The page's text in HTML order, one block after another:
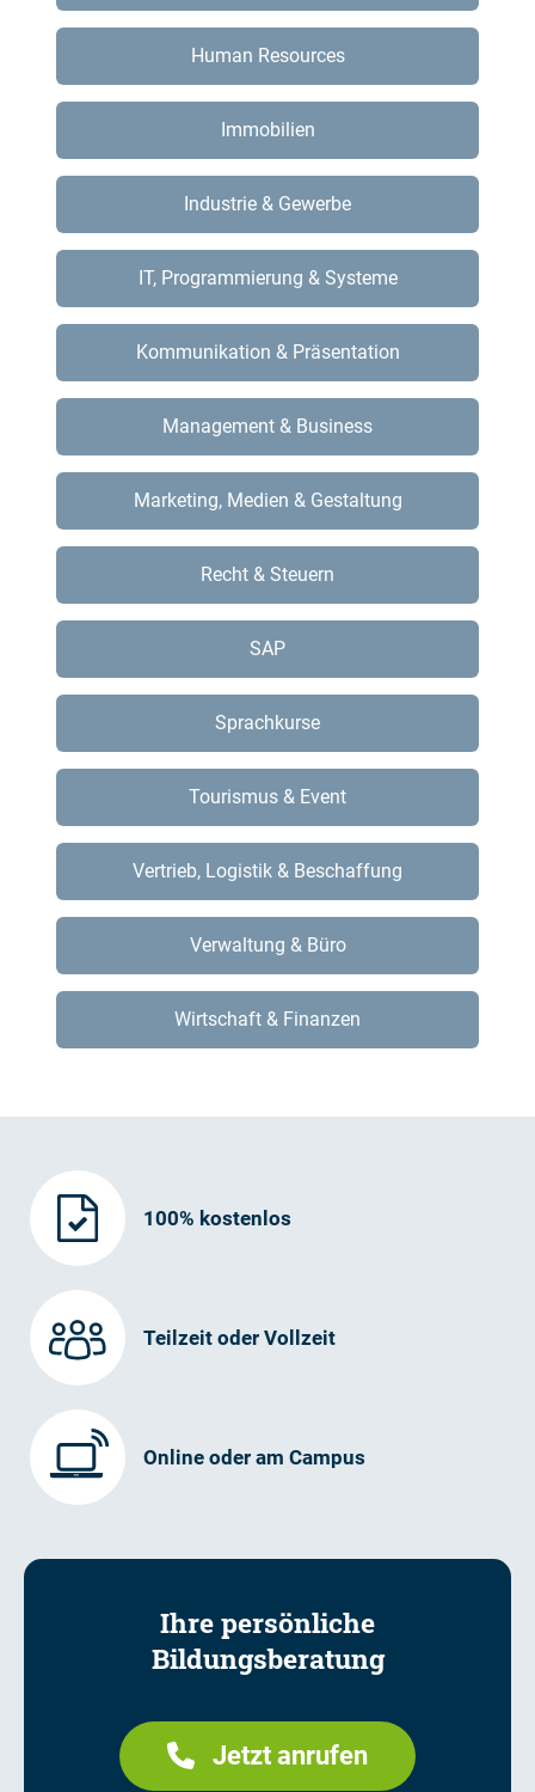
Human Resources
Immobilien
Industrie & Gewerbe
IT, Programmierung & Systeme
Kommunikation & Präsentation
Management & Business
Marketing, Medien & Gestaltung
Recht & Steuern
SAP
Sprachkurse
Tourismus & Event
Vertrieb, Logistik & Beschaffung
Verwaltung & Büro
Wirtschaft & Finanzen
100% kostenlos
Teilzeit oder Vollzeit
Online oder am Campus
Ihre persönliche
Bildungsberatung
Jetzt anrufen